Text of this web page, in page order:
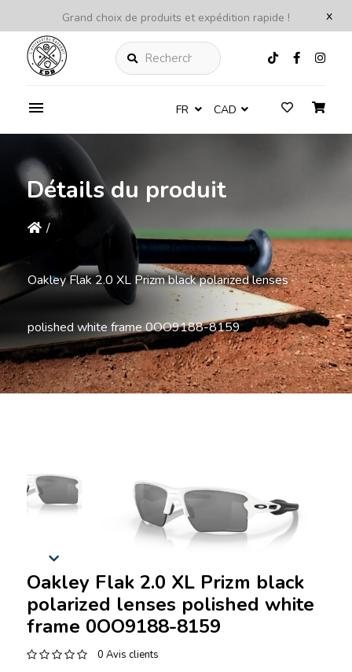
x
Grand choix de produits et expédition rapide !
Rechercher
FR CAD
Détails du produit
/
Oakley Flak 2.0 XL Prizm black polarized lenses
polished white frame 0OO9188-8159
Oakley Flak 2.0 XL Prizm black
polarized lenses polished white
frame 0OO9188-8159
0 Avis clients